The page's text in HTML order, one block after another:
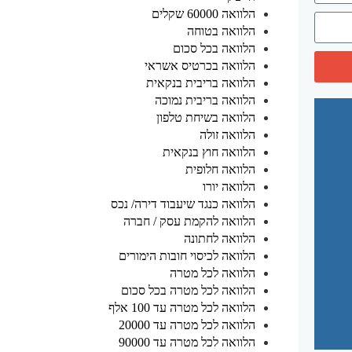
הלוואה 60000 שקלים
הלוואה בטוחה
הלוואה בכל סכום
הלוואה בכרטיס אשראי
הלוואה בריבית בנקאית
הלוואה בריבית נמוכה
הלוואה בשיחת טלפון
הלוואה זולה
הלוואה חוץ בנקאית
הלוואה חלופית
הלוואה יורו
הלוואה כנגד שיעבוד דירה/ נכס
הלוואה להקמת עסק / חברה
הלוואה לחתונה
הלוואה לכיסוי חובות הימורים
הלוואה לכל מטרה
הלוואה לכל מטרה בכל סכום
הלוואה לכל מטרה עד 100 אלף
הלוואה לכל מטרה עד 20000
הלוואה לכל מטרה עד 90000